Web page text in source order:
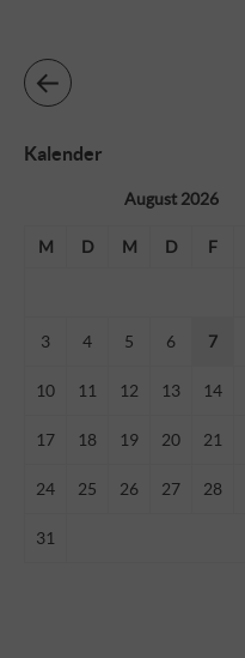
Kalender
August 2026
M D M D F
3 4 5 6 7
10 11 12 13 14
17 18 19 20 21
24 25 26 27 28
31